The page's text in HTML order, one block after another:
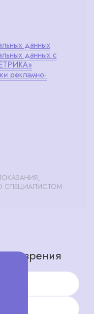
данных
данных с
рекламно-
СПЕЦИАЛИСТОМ
зрения